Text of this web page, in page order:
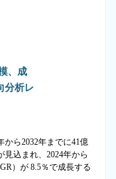
、成
分析レ
から2032年までに41億
見込まれ、2024年から
）が 8.5％で成長する